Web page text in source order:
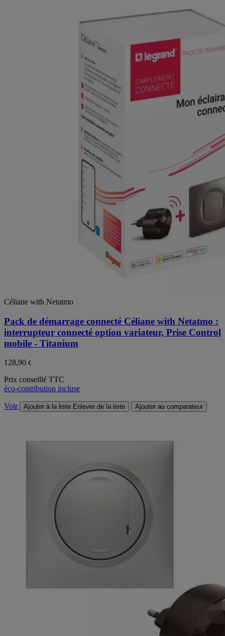
Céliane with Netatmo
Pack de démarrage connecté Céliane with Netatmo :
interrupteur connecté option variateur, Prise Control
mobile - Titanium
128,90 €
Prix conseillé TTC
éco-contribution incluse
Voir Ajouter à la liste Enlever de la liste Ajouter au comparateur